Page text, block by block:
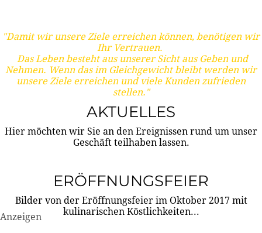
"Damit wir unsere Ziele erreichen können, benötigen wir
Ihr Vertrauen.
Das Leben besteht aus unserer Sicht aus Geben und
Nehmen. Wenn das im Gleichgewicht bleibt werden wir
unsere Ziele erreichen und viele Kunden zufrieden
stellen."
AKTUELLES
Hier möchten wir Sie an den Ereignissen rund um unser
Geschäft teilhaben lassen.
ERÖFFNUNGSFEIER
Bilder von der Eröffnungsfeier im Oktober 2017 mit
kulinarischen Köstlichkeiten...
Anzeigen